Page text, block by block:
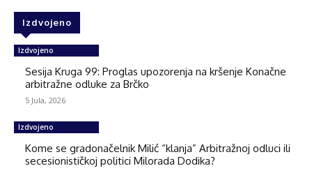
Izdvojeno
Izdvojeno
Sesija Kruga 99: Proglas upozorenja na kršenje Konačne
arbitražne odluke za Brčko
5 Jula, 2026
Izdvojeno
Kome se gradonačelnik Milić “klanja” Arbitražnoj odluci ili
secesionističkoj politici Milorada Dodika?